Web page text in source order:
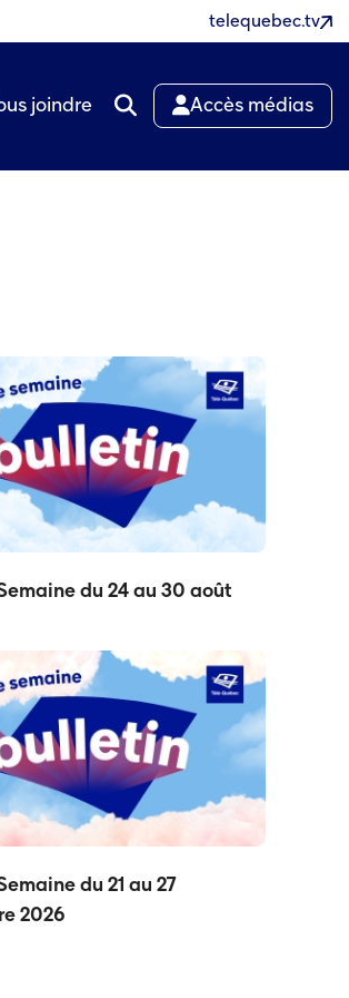
telequebec.tv
joindre Accès médias
du 24 au 30 août
du 21 au 27
2026